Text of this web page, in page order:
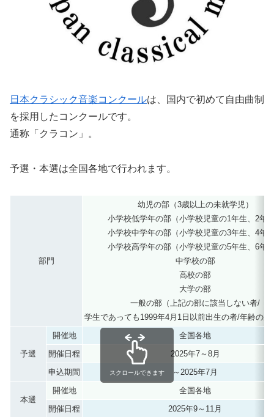
日本クラシック音楽コンクールは、国内で初めて自由曲制
を採用したコンクールです。
通称「クラコン」。
予選・本選は全国各地で行われます。
部門
幼児の部（3歳以上の未就学児）
小学校低学年の部（小学校児童の1年生、2年
小学校中学年の部（小学校児童の3年生、4年
小学校高学年の部（小学校児童の5年生、6年
中学校の部
高校の部
大学の部
一般の部（上記の部に該当しない者/
学生であっても1999年4月1日以前出生の者/年齢の上
予選
開催地
全国各地
開催日程
2025年7～8月
申込期間
～2025年7月
本選
開催地
全国各地
開催日程
2025年9～11月
スクロールできます